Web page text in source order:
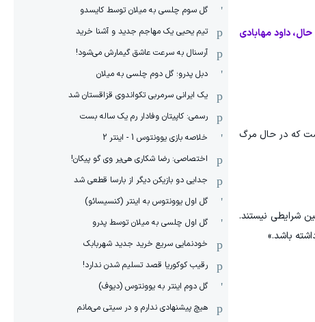
داود مهابادی
که در حال مرگ
شرایطی نیستند.
باشد.»
گل سوم چلسی به میلان توسط کایسدو
تیم یحیی یک مهاجم جدید و آشنا خرید
آرسنال به سرعت عاشق گیمارش می‌شود!
دبل پدرو؛ گل دوم چلسی به میلان
یک ایرانی سرمربی تکواندوی قزاقستان شد
رسمی: کاپیتان وفادار رم یک ساله بست
خلاصه بازی یوونتوس 1 - اینتر 2
اختصاصی: رضا شکاری هی‌یر وی‌ گو پیکان!
جدایی دو بازیکن دیگر از بارسا قطعی شد
گل اول یوونتوس به اینتر (کنسیسائو)
گل اول چلسی به میلان توسط پدرو
خودنمایی سریع خرید جدید شهربابک
رقیب کوکوریا قصد تسلیم شدن ندارد!
گل دوم اینتر به یوونتوس (دیوف)
هیچ پیشنهادی ندارم و در سیتی می‌مانم